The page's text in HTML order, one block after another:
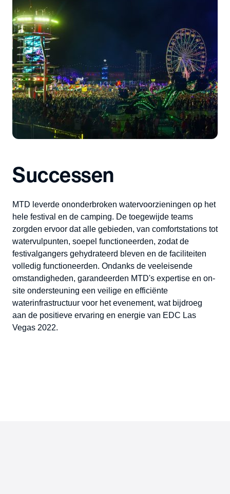
Successen
MTD leverde ononderbroken watervoorzieningen op het
hele festival en de camping. De toegewijde teams
zorgden ervoor dat alle gebieden, van comfortstations tot
watervulpunten, soepel functioneerden, zodat de
festivalgangers gehydrateerd bleven en de faciliteiten
volledig functioneerden. Ondanks de veeleisende
omstandigheden, garandeerden MTD's expertise en on-
site ondersteuning een veilige en efficiënte
waterinfrastructuur voor het evenement, wat bijdroeg
aan de positieve ervaring en energie van EDC Las
Vegas 2022.